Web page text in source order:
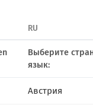
RU
Выберите
язык:
Австрия